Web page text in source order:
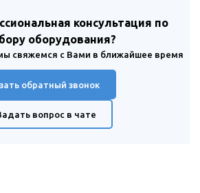
консультация по
оборудования?
свяжемся с Вами в ближайшее время
обратный звонок
вопрос в чате